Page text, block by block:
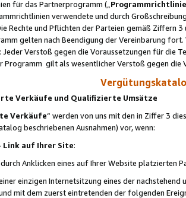
für das Partnerprogramm („
verwendete und durch
Rechte und Pflichten der Parteien gemäß Ziffern
gelten nach Beendigung der Vereinbarung
Verstoß gegen die Voraussetzungen für die
Programm gilt als wesentlicher Verstoß gegen die
Verkäufe und Qualifizierte Umsätze
Verkäufe“ werden von uns mit den in Ziffer 3
beschriebenen Ausnahmen) vor, wenn:
Link auf Ihrer Site:
Anklicken eines auf Ihrer Website platzierten
einzigen Internetsitzung eines der nachstehend
mit dem zuerst eintretenden der folgenden